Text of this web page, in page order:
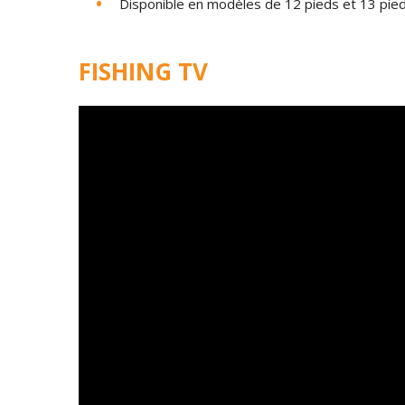
Disponible en modèles de 12 pieds et 13
FISHING TV